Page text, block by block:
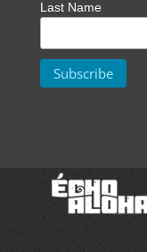
Last Name